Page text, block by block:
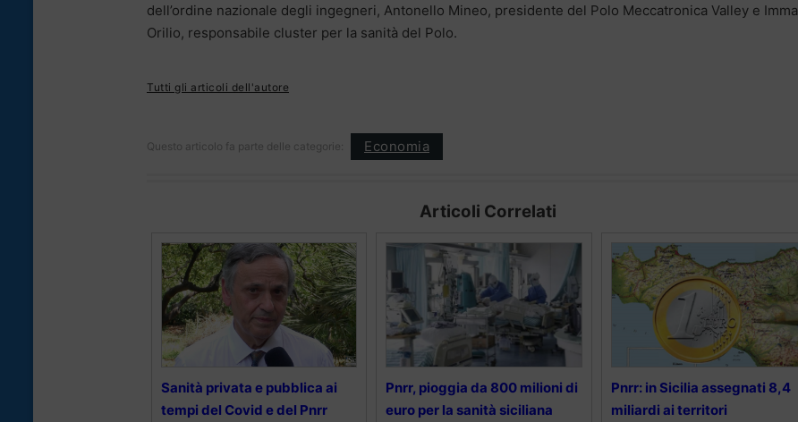
dell’ordine nazionale degli ingegneri, Antonello Mineo, presidente del Polo Meccatronica Valley e Imma
Orilio, responsabile cluster per la sanità del Polo.
Tutti gli articoli dell'autore
Questo articolo fa parte delle categorie: Economia
Articoli Correlati
Sanità privata e pubblica ai
tempi del Covid e del Pnrr
Pnrr, pioggia da 800 milioni di
euro per la sanità siciliana
Pnrr: in Sicilia assegnati 8,4
miliardi ai territori